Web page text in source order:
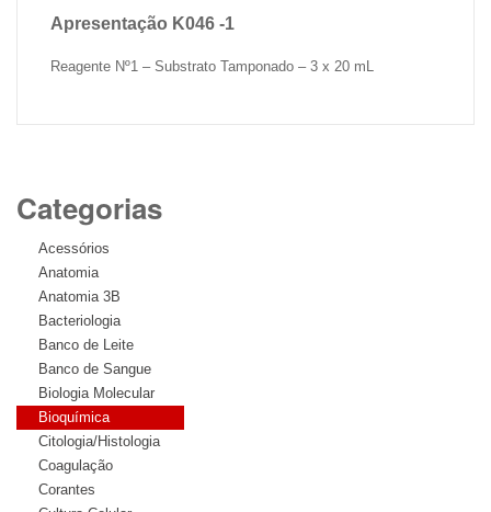
Apresentação K046 -1
Reagente Nº1 – Substrato Tamponado – 3 x 20 mL
Categorias
Acessórios
Anatomia
Anatomia 3B
Bacteriologia
Banco de Leite
Banco de Sangue
Biologia Molecular
Bioquímica
Citologia/Histologia
Coagulação
Corantes